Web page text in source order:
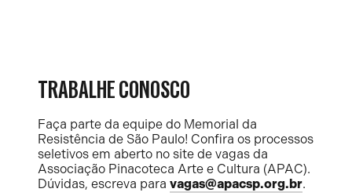
TRABALHE CONOSCO
Faça parte da equipe do Memorial da
Resistência de São Paulo! Confira os processos
seletivos em aberto no site de vagas da
Associação Pinacoteca Arte e Cultura (APAC).
Dúvidas, escreva para vagas@apacsp.org.br.